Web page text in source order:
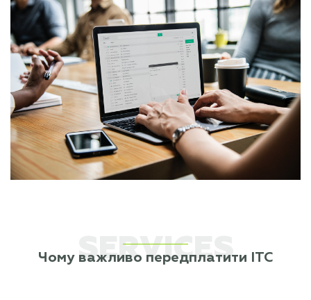
SERVICES
Чому важливо передплатити ІТС